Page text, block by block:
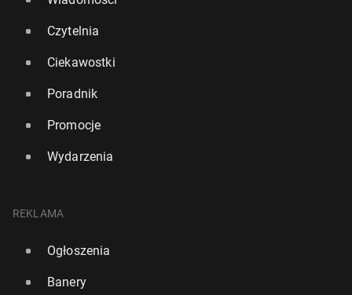
Czytelnia
Ciekawostki
Poradnik
Promocje
Wydarzenia
REKLAMA
Ogłoszenia
Banery